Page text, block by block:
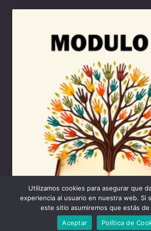
Utilizamos cookies para asegurar que
experiencia al usuario en nuestra web. Si
este sitio asumiremos que estás de
Aceptar
Política de